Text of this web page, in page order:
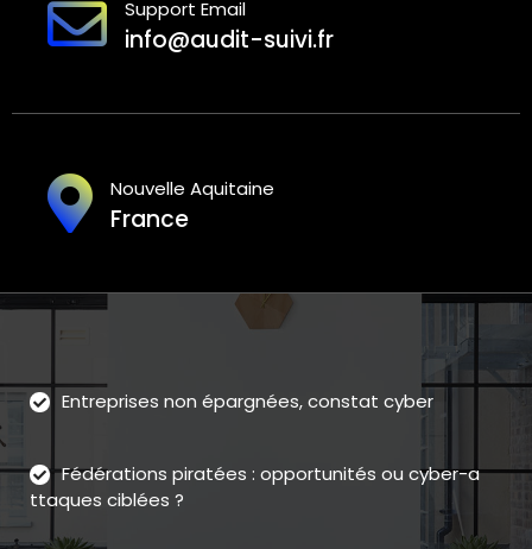
Support Email
info@audit-suivi.fr
Nouvelle Aquitaine
France
Entreprises non épargnées, constat cyber
Fédérations piratées : opportunités ou cyber-a
ttaques ciblées ?